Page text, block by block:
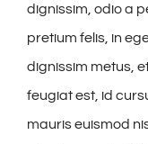
dignissim, odio a
pretium felis, in
dignissim metus,
feugiat est, id
mauris euismod